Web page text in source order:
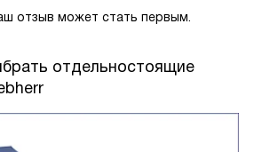
отзыв может стать первым.
отдельностоящие